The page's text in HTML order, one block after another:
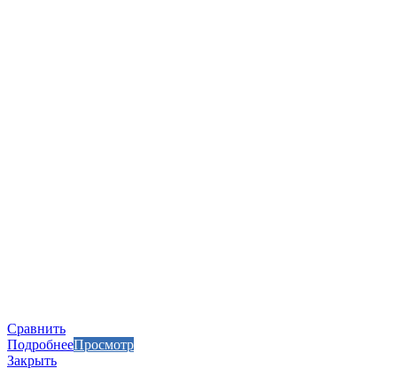
Сравнить
ПодробнееПросмотр
Закрыть